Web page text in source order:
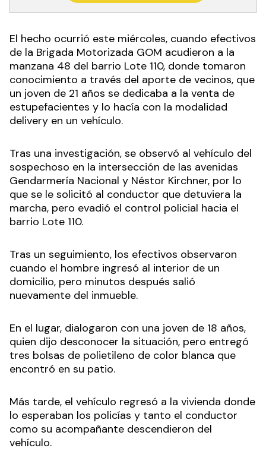
El hecho ocurrió este miércoles, cuando efectivos
de la Brigada Motorizada GOM acudieron a la
manzana 48 del barrio Lote 110, donde tomaron
conocimiento a través del aporte de vecinos, que
un joven de 21 años se dedicaba a la venta de
estupefacientes y lo hacía con la modalidad
delivery en un vehículo.
Tras una investigación, se observó al vehículo del
sospechoso en la intersección de las avenidas
Gendarmería Nacional y Néstor Kirchner, por lo
que se le solicitó al conductor que detuviera la
marcha, pero evadió el control policial hacia el
barrio Lote 110.
Tras un seguimiento, los efectivos observaron
cuando el hombre ingresó al interior de un
domicilio, pero minutos después salió
nuevamente del inmueble.
En el lugar, dialogaron con una joven de 18 años,
quien dijo desconocer la situación, pero entregó
tres bolsas de polietileno de color blanca que
encontró en su patio.
Más tarde, el vehículo regresó a la vivienda donde
lo esperaban los policías y tanto el conductor
como su acompañante descendieron del
vehículo.